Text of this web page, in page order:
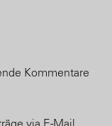
Kommentare
via E-Mail.